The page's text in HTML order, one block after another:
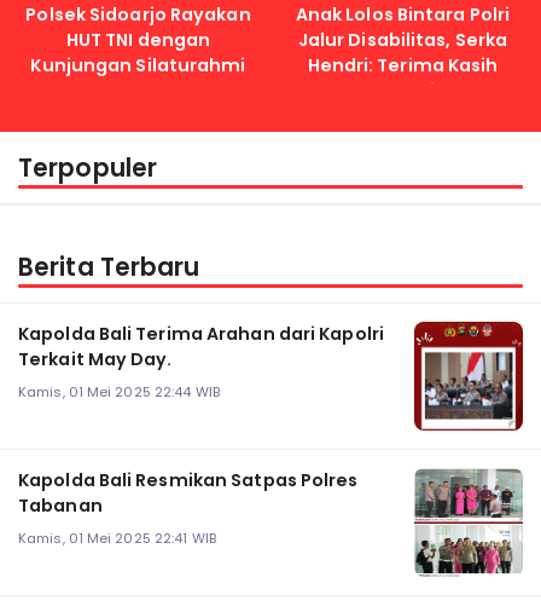
Polsek Sidoarjo Rayakan
HUT TNI dengan
Kunjungan Silaturahmi
Anak Lolos Bintara Polri
Jalur Disabilitas, Serka
Hendri: Terima Kasih
Kapolri
Terpopuler
Berita Terbaru
Kapolda Bali Terima Arahan dari Kapolri
Terkait May Day.
Kamis, 01 Mei 2025 22:44 WIB
Kapolda Bali Resmikan Satpas Polres
Tabanan
Kamis, 01 Mei 2025 22:41 WIB